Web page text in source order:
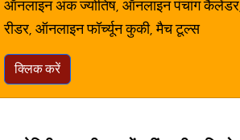
ऑनलाइन अंक ज्योतिष, ऑनलाइन पंचांग कैलेंडर,
रीडर, ऑनलाइन फॉर्च्यून कुकी, मैच टूल्स
क्लिक करें